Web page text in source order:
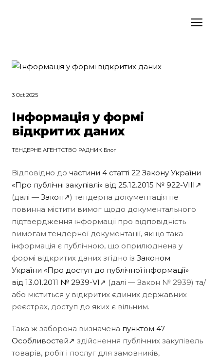
3 Oct 2025
Інформація у формі
відкритих даних
ТЕНДЕРНЕ АГЕНТСТВО РАДНИК Блог
Відповідно до частини 4 статті 22 Закону України
«Про публічні закупівлі» від 25.12.2015 № 922-VIII↗
(далі — Закон↗) тендерна документація не
повинна містити вимог щодо документального
підтвердження інформації про відповідність
вимогам тендерної документації, якщо така
інформація є публічною, що оприлюднена у
формі відкритих даних згідно із Законом
України «Про доступ до публічної інформації»
від 13.01.2011 № 2939-VI↗ (далі — Закон № 2939) та/
або міститься у відкритих єдиних державних
реєстрах, доступ до яких є вільним.
Така ж заборона визначена пунктом 47
Особливостей↗ здійснення публічних закупівель
товарів, робіт і послуг для замовників,